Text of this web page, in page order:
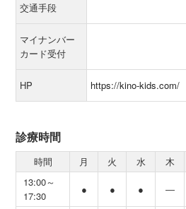
交通手段
マイナンバー
カード受付
HP https://kino-kids.com/
診療時間
時間 月 火 水 木
13:00～
17:30
● ● ● ―